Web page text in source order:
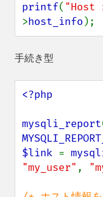
printf( "Host
>host_info );
手続き型
<?php
mysqli_report
$link =
"my_user" ,